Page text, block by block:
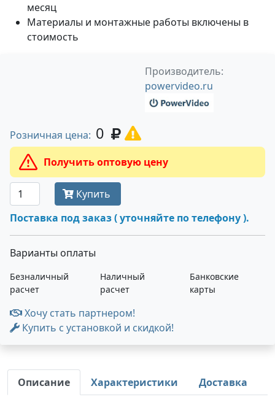
месяц
Материалы и монтажные работы включены в
стоимость
Производитель:
powervideo.ru
Розничная цена: 0
Получить оптовую цену
Купить
Поставка под заказ ( уточняйте по телефону ).
Варианты оплаты
Безналичный
расчет
Наличный
расчет
Банковские
карты
Хочу стать партнером!
Купить с установкой и скидкой!
Описание Характеристики Доставка